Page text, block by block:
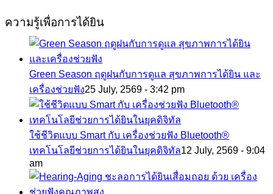
ความรู้เพื่อการได้ยิน
Green Season ฤดูฝนกับการดูแล สุขภาพการได้ยิน และ
เครื่องช่วยฟัง25 July, 2569 - 3:42 pm
ใช้ชีวิตแบบ Smart กับ เครื่องช่วยฟัง Bluetooth®
เทคโนโลยีช่วยการได้ยินในยุคดิจิทัล12 July, 2569 - 9:04
am